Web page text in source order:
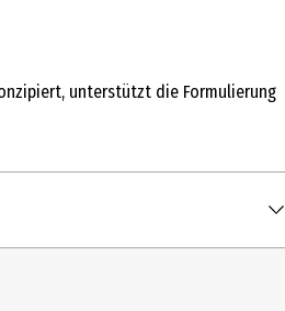
unterstützt die Formulierung